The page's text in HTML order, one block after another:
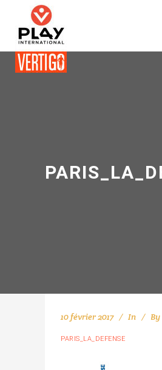
10 février 2017 In By
PARIS_LA_DEFENSE